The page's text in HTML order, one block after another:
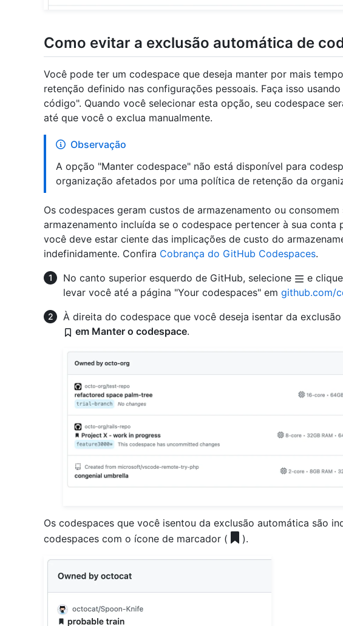
Como evitar a exclusão automática de
Você pode ter um codespace que deseja manter por mais
retenção definido nas configurações pessoais. Faça isso
código". Quando você selecionar esta opção, seu codespace
até que você o exclua manualmente.
Observação
A opção "Manter codespace" não está disponível para
organização afetados por uma política de retenção da
Os codespaces geram custos de armazenamento ou
armazenamento incluída se o codespace pertencer à sua conta
você deve estar ciente das implicações de custo do
indefinidamente. Confira Cobrança do GitHub Codespaces.
No canto superior esquerdo de GitHub, selecione
e
levar você até a página "Your codespaces" em github.com/
À direita do codespace que você deseja isentar da
em Manter o codespace.
Os codespaces que você isentou da exclusão automática são
codespaces com o ícone de marcador (
).